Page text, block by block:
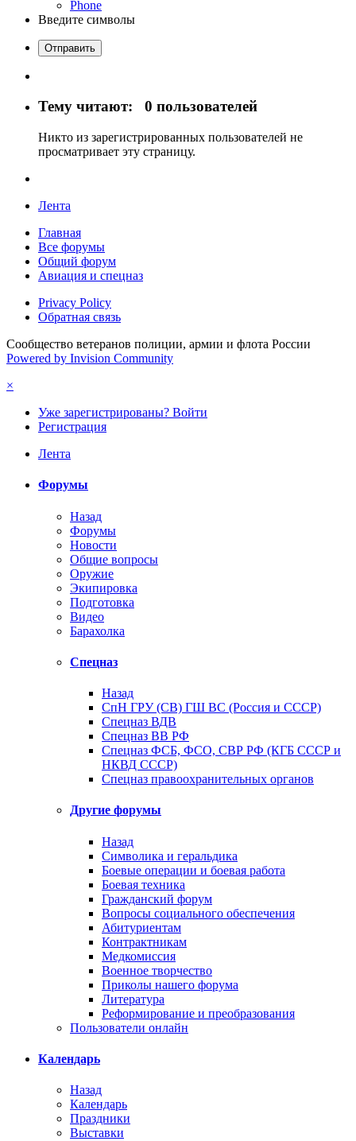
Phone
Введите символы
Отправить
Тему читают: 0 пользователей
Никто из зарегистрированных пользователей не
просматривает эту страницу.
Лента
Главная
Все форумы
Общий форум
Авиация и спецназ
Privacy Policy
Обратная связь
Сообщество ветеранов полиции, армии и флота России
Powered by Invision Community
×
Уже зарегистрированы? Войти
Регистрация
Лента
Форумы
Назад
Форумы
Новости
Общие вопросы
Оружие
Экипировка
Подготовка
Видео
Барахолка
Спецназ
Назад
СпН ГРУ (СВ) ГШ ВС (Россия и СССР)
Спецназ ВДВ
Спецназ ВВ РФ
Спецназ ФСБ, ФСО, СВР РФ (КГБ СССР и
НКВД СССР)
Спецназ правоохранительных органов
Другие форумы
Назад
Символика и геральдика
Боевые операции и боевая работа
Боевая техника
Гражданский форум
Вопросы социального обеспечения
Абитуриентам
Контрактникам
Медкомиссия
Военное творчество
Приколы нашего форума
Литература
Реформирование и преобразования
Пользователи онлайн
Календарь
Назад
Календарь
Праздники
Выставки